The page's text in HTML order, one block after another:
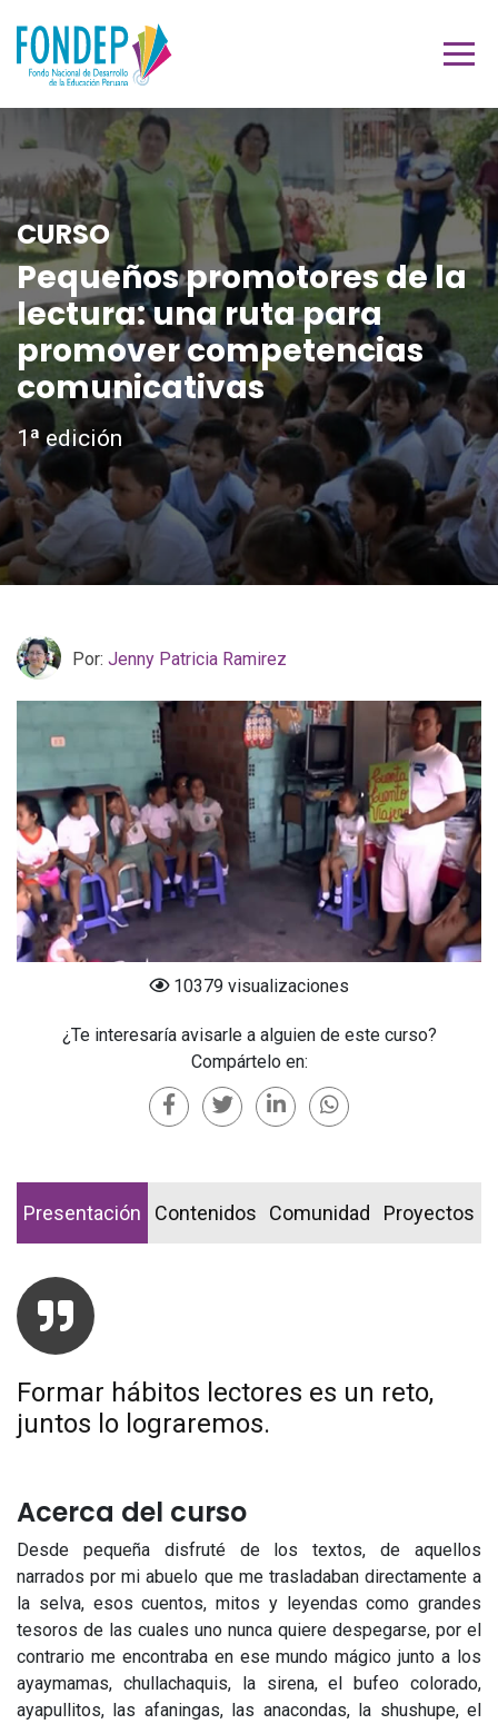
CURSO
Pequeños promotores de la
lectura: una ruta para
promover competencias
comunicativas
1ª edición
Por: Jenny Patricia Ramirez
10379 visualizaciones
¿Te interesaría avisarle a alguien de este curso?
Compártelo en:
Presentación Contenidos Comunidad Proyectos
Formar hábitos lectores es un reto,
juntos lo lograremos.
Acerca del curso
Desde pequeña disfruté de los textos, de aquellos
narrados por mi abuelo que me trasladaban directamente a
la selva, esos cuentos, mitos y leyendas como grandes
tesoros de las cuales uno nunca quiere despegarse, por el
contrario me encontraba en ese mundo mágico junto a los
ayaymamas, chullachaquis, la sirena, el bufeo colorado,
ayapullitos, las afaningas, las anacondas, la shushupe, el